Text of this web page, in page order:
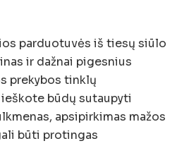
parduotuvės iš tiesų siūlo
ir dažnai pigesnius
prekybos tinklų
būdų sutaupyti
apsipirkimas mažos
būti protingas